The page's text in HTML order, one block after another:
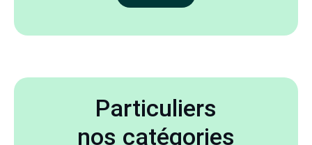
Particuliers
nos catégories